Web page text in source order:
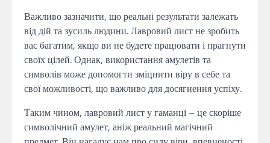
Важливо зазначити, що реальні результати залежать
від дій та зусиль людини. Лавровий лист не зробить
вас багатим, якщо ви не будете працювати і прагнути
своїх цілей. Однак, використання амулетів та
символів може допомогти зміцнити віру в себе та
свої можливості, що важливо для досягнення успіху.
Таким чином, лавровий лист у гаманці – це скоріше
символічний амулет, аніж реальний магічний